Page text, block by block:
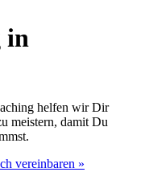
in
helfen wir Dir
meistern, damit Du
vereinbaren »